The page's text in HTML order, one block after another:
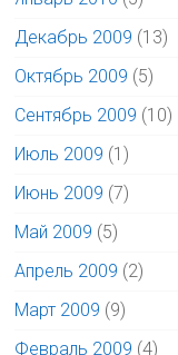
Декабрь 2009 (13)
Октябрь 2009 (5)
Сентябрь 2009 (10)
Июль 2009 (1)
Июнь 2009 (7)
Май 2009 (5)
Апрель 2009 (2)
Март 2009 (9)
Февраль 2009 (4)